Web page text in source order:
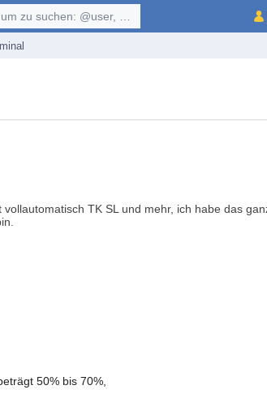
zu suchen: @user, $symbol, ...
TK SL und mehr, ich habe das
50% bis 70%,